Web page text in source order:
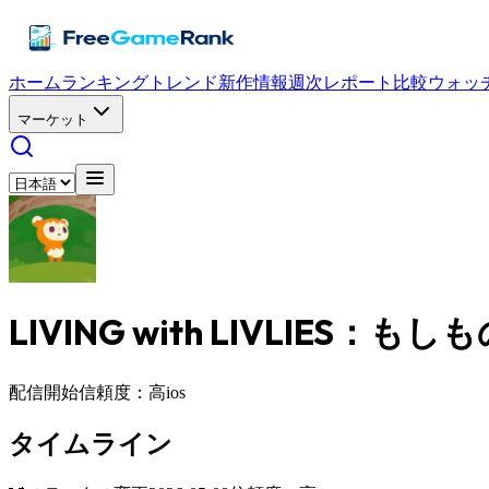
ホームランキング トレンド新作情報週次レポート 比較ウォッ
マーケット
LIVING with LIVLIES：もしも
配信開始信頼度：高ios
タイムライン